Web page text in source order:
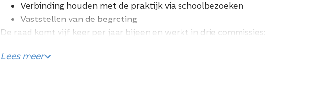
Verbinding houden met de praktijk via schoolbezoeken
Vaststellen van de begroting
De raad komt vijf keer per jaar bijeen en werkt in drie commissies:
Auditcommissie (financiën en risico’s)
Lees meer